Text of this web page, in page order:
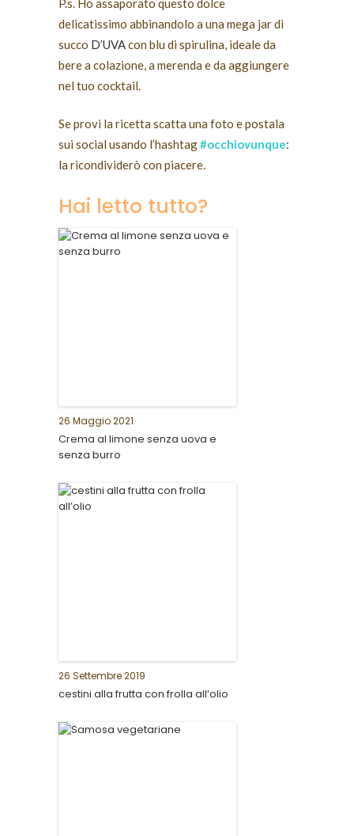
P.s. Ho assaporato questo dolce
delicatissimo abbinandolo a una mega jar di
succo D’UVAcon blu di spirulina, ideale da
bere a colazione, a merenda e da aggiungere
nel tuo cocktail.
Se provi la ricetta scatta una foto e postala
sui social usando l’hashtag#occhiovunque:
la ricondividerò con piacere.
Hai letto tutto?
26 Maggio 2021
Crema al limone senza uova e
senza burro
26 Settembre 2019
cestini alla frutta con frolla all’olio